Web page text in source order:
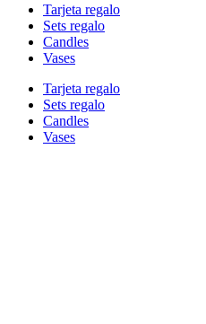
Tarjeta regalo
Sets regalo
Candles
Vases
Tarjeta regalo
Sets regalo
Candles
Vases